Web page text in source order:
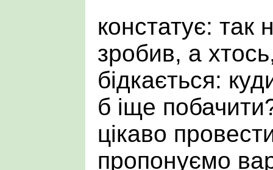
констатує: так
зробив, а
бідкається:
б іще
цікаво
пропонуємо